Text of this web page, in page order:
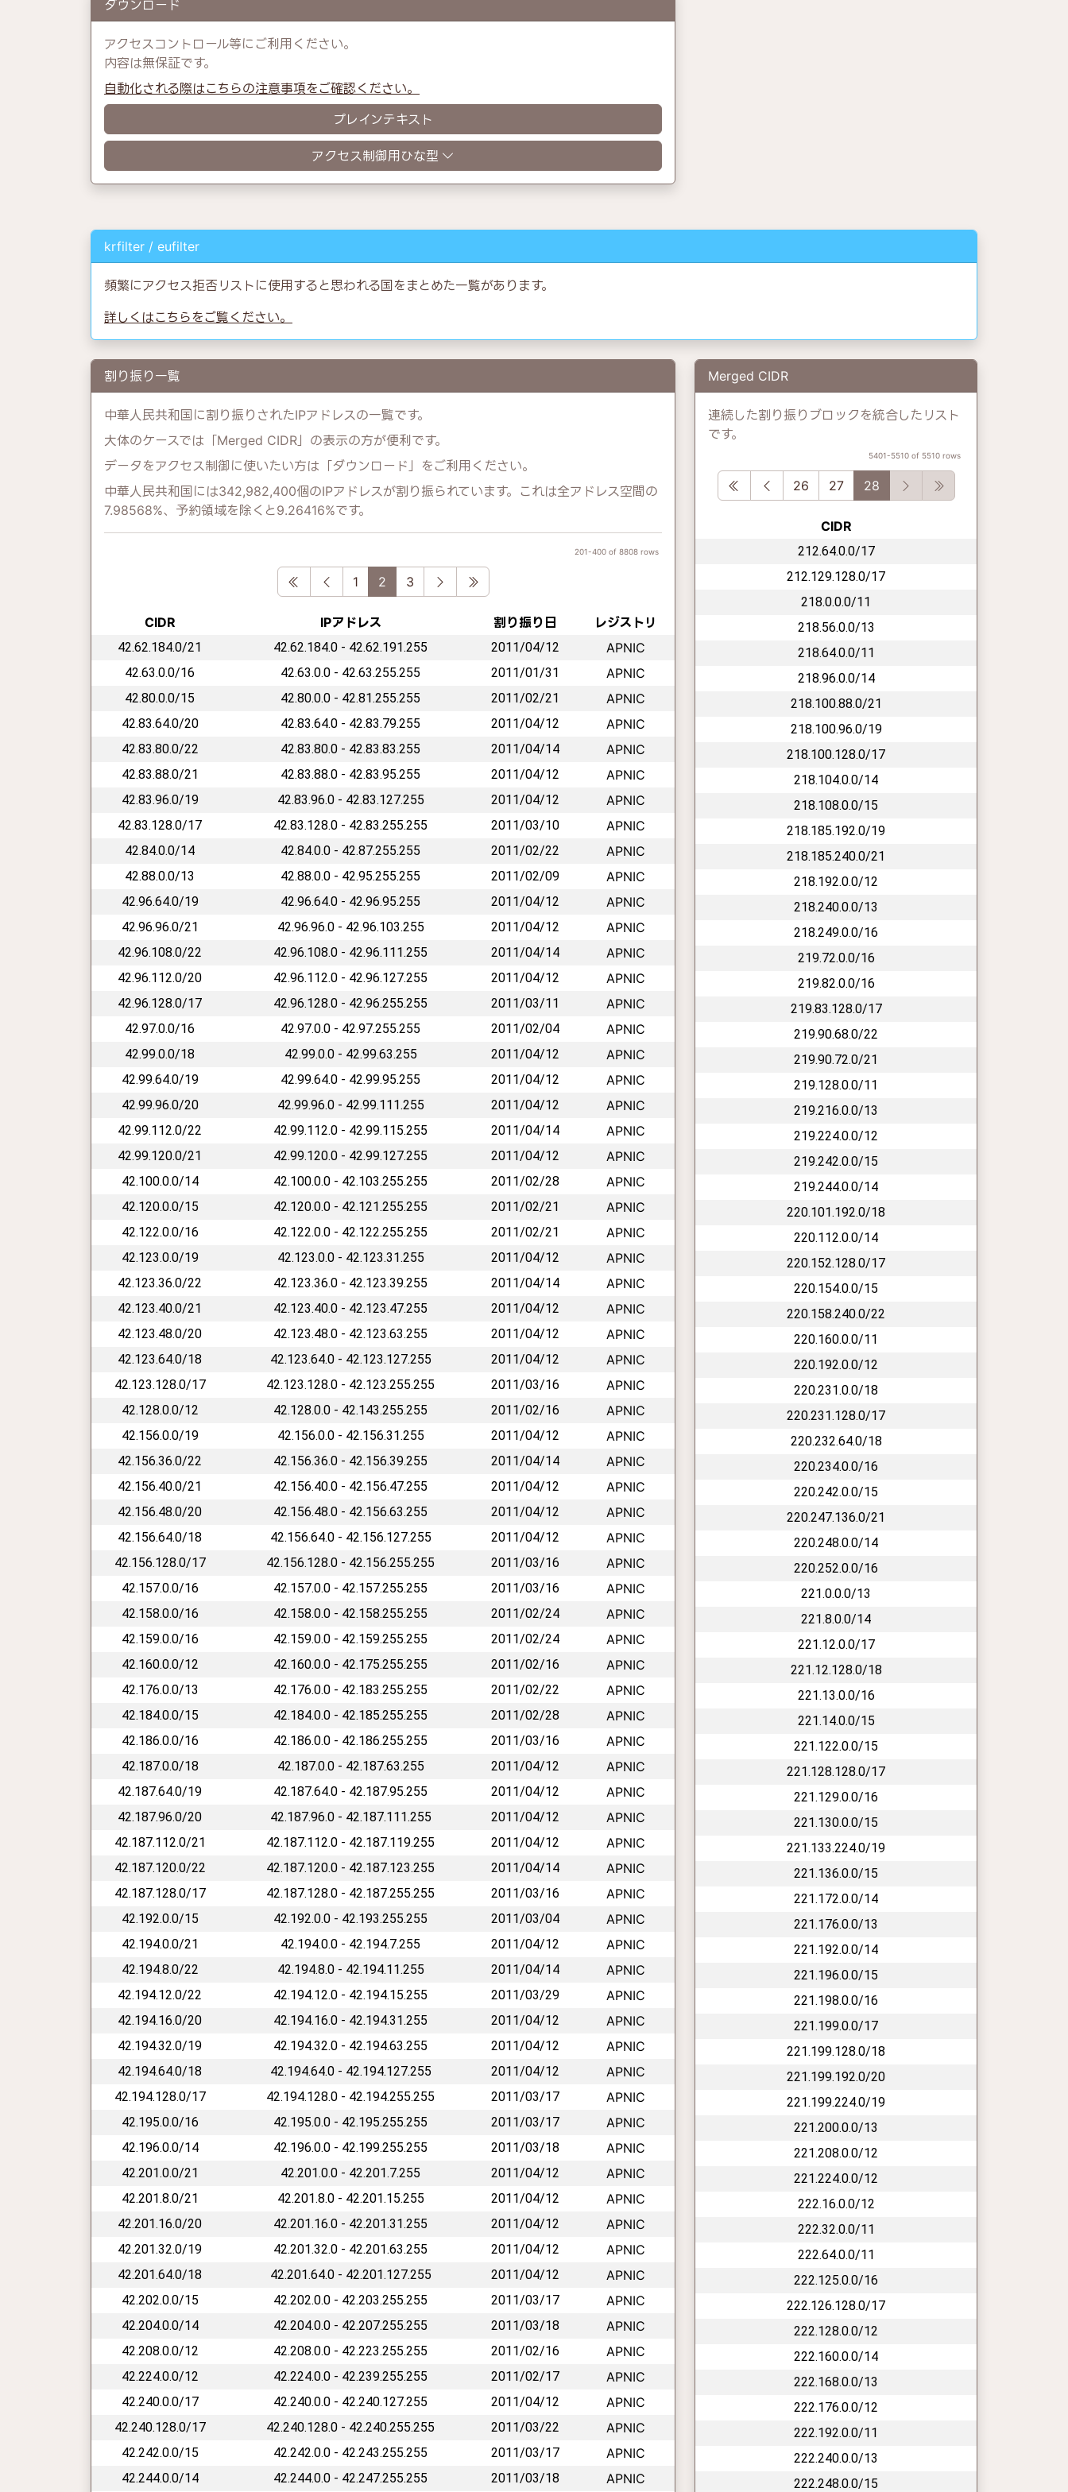
ダウンロード
アクセスコントロール等にご利用ください。
内容は無保証です。
自動化される際はこちらの注意事項をご確認ください。
プレインテキスト
アクセス制御用ひな型
krfilter / eufilter
頻繁にアクセス拒否リストに使用すると思われる国をまとめた一覧があります。
詳しくはこちらをご覧ください。
割り振り一覧
中華人民共和国に割り振りされたIPアドレスの一覧です。
大体のケースでは「Merged CIDR」の表示の方が便利です。
データをアクセス制御に使いたい方は「ダウンロード」をご利用ください。
中華人民共和国には342,982,400個のIPアドレスが割り振られています。これは全アドレス空間の
7.98568%、予約領域を除くと9.26416%です。
201-400 of 8808 rows
First Previous
1 2 3 Next Last
CIDR IPアドレス 割り振り日 レジストリ
42.62.184.0/21 42.62.184.0 - 42.62.191.255 2011/04/12 APNIC
42.63.0.0/16 42.63.0.0 - 42.63.255.255 2011/01/31 APNIC
42.80.0.0/15 42.80.0.0 - 42.81.255.255 2011/02/21 APNIC
42.83.64.0/20 42.83.64.0 - 42.83.79.255 2011/04/12 APNIC
42.83.80.0/22 42.83.80.0 - 42.83.83.255 2011/04/14 APNIC
42.83.88.0/21 42.83.88.0 - 42.83.95.255 2011/04/12 APNIC
42.83.96.0/19 42.83.96.0 - 42.83.127.255 2011/04/12 APNIC
42.83.128.0/17 42.83.128.0 - 42.83.255.255 2011/03/10 APNIC
42.84.0.0/14 42.84.0.0 - 42.87.255.255 2011/02/22 APNIC
42.88.0.0/13 42.88.0.0 - 42.95.255.255 2011/02/09 APNIC
42.96.64.0/19 42.96.64.0 - 42.96.95.255 2011/04/12 APNIC
42.96.96.0/21 42.96.96.0 - 42.96.103.255 2011/04/12 APNIC
42.96.108.0/22 42.96.108.0 - 42.96.111.255 2011/04/14 APNIC
42.96.112.0/20 42.96.112.0 - 42.96.127.255 2011/04/12 APNIC
42.96.128.0/17 42.96.128.0 - 42.96.255.255 2011/03/11 APNIC
42.97.0.0/16 42.97.0.0 - 42.97.255.255 2011/02/04 APNIC
42.99.0.0/18 42.99.0.0 - 42.99.63.255 2011/04/12 APNIC
42.99.64.0/19 42.99.64.0 - 42.99.95.255 2011/04/12 APNIC
42.99.96.0/20 42.99.96.0 - 42.99.111.255 2011/04/12 APNIC
42.99.112.0/22 42.99.112.0 - 42.99.115.255 2011/04/14 APNIC
42.99.120.0/21 42.99.120.0 - 42.99.127.255 2011/04/12 APNIC
42.100.0.0/14 42.100.0.0 - 42.103.255.255 2011/02/28 APNIC
42.120.0.0/15 42.120.0.0 - 42.121.255.255 2011/02/21 APNIC
42.122.0.0/16 42.122.0.0 - 42.122.255.255 2011/02/21 APNIC
42.123.0.0/19 42.123.0.0 - 42.123.31.255 2011/04/12 APNIC
42.123.36.0/22 42.123.36.0 - 42.123.39.255 2011/04/14 APNIC
42.123.40.0/21 42.123.40.0 - 42.123.47.255 2011/04/12 APNIC
42.123.48.0/20 42.123.48.0 - 42.123.63.255 2011/04/12 APNIC
42.123.64.0/18 42.123.64.0 - 42.123.127.255 2011/04/12 APNIC
42.123.128.0/17 42.123.128.0 - 42.123.255.255 2011/03/16 APNIC
42.128.0.0/12 42.128.0.0 - 42.143.255.255 2011/02/16 APNIC
42.156.0.0/19 42.156.0.0 - 42.156.31.255 2011/04/12 APNIC
42.156.36.0/22 42.156.36.0 - 42.156.39.255 2011/04/14 APNIC
42.156.40.0/21 42.156.40.0 - 42.156.47.255 2011/04/12 APNIC
42.156.48.0/20 42.156.48.0 - 42.156.63.255 2011/04/12 APNIC
42.156.64.0/18 42.156.64.0 - 42.156.127.255 2011/04/12 APNIC
42.156.128.0/17 42.156.128.0 - 42.156.255.255 2011/03/16 APNIC
42.157.0.0/16 42.157.0.0 - 42.157.255.255 2011/03/16 APNIC
42.158.0.0/16 42.158.0.0 - 42.158.255.255 2011/02/24 APNIC
42.159.0.0/16 42.159.0.0 - 42.159.255.255 2011/02/24 APNIC
42.160.0.0/12 42.160.0.0 - 42.175.255.255 2011/02/16 APNIC
42.176.0.0/13 42.176.0.0 - 42.183.255.255 2011/02/22 APNIC
42.184.0.0/15 42.184.0.0 - 42.185.255.255 2011/02/28 APNIC
42.186.0.0/16 42.186.0.0 - 42.186.255.255 2011/03/16 APNIC
42.187.0.0/18 42.187.0.0 - 42.187.63.255 2011/04/12 APNIC
42.187.64.0/19 42.187.64.0 - 42.187.95.255 2011/04/12 APNIC
42.187.96.0/20 42.187.96.0 - 42.187.111.255 2011/04/12 APNIC
42.187.112.0/21 42.187.112.0 - 42.187.119.255 2011/04/12 APNIC
42.187.120.0/22 42.187.120.0 - 42.187.123.255 2011/04/14 APNIC
42.187.128.0/17 42.187.128.0 - 42.187.255.255 2011/03/16 APNIC
42.192.0.0/15 42.192.0.0 - 42.193.255.255 2011/03/04 APNIC
42.194.0.0/21 42.194.0.0 - 42.194.7.255 2011/04/12 APNIC
42.194.8.0/22 42.194.8.0 - 42.194.11.255 2011/04/14 APNIC
42.194.12.0/22 42.194.12.0 - 42.194.15.255 2011/03/29 APNIC
42.194.16.0/20 42.194.16.0 - 42.194.31.255 2011/04/12 APNIC
42.194.32.0/19 42.194.32.0 - 42.194.63.255 2011/04/12 APNIC
42.194.64.0/18 42.194.64.0 - 42.194.127.255 2011/04/12 APNIC
42.194.128.0/17 42.194.128.0 - 42.194.255.255 2011/03/17 APNIC
42.195.0.0/16 42.195.0.0 - 42.195.255.255 2011/03/17 APNIC
42.196.0.0/14 42.196.0.0 - 42.199.255.255 2011/03/18 APNIC
42.201.0.0/21 42.201.0.0 - 42.201.7.255 2011/04/12 APNIC
42.201.8.0/21 42.201.8.0 - 42.201.15.255 2011/04/12 APNIC
42.201.16.0/20 42.201.16.0 - 42.201.31.255 2011/04/12 APNIC
42.201.32.0/19 42.201.32.0 - 42.201.63.255 2011/04/12 APNIC
42.201.64.0/18 42.201.64.0 - 42.201.127.255 2011/04/12 APNIC
42.202.0.0/15 42.202.0.0 - 42.203.255.255 2011/03/17 APNIC
42.204.0.0/14 42.204.0.0 - 42.207.255.255 2011/03/18 APNIC
42.208.0.0/12 42.208.0.0 - 42.223.255.255 2011/02/16 APNIC
42.224.0.0/12 42.224.0.0 - 42.239.255.255 2011/02/17 APNIC
42.240.0.0/17 42.240.0.0 - 42.240.127.255 2011/04/12 APNIC
42.240.128.0/17 42.240.128.0 - 42.240.255.255 2011/03/22 APNIC
42.242.0.0/15 42.242.0.0 - 42.243.255.255 2011/03/17 APNIC
42.244.0.0/14 42.244.0.0 - 42.247.255.255 2011/03/18 APNIC
Merged CIDR
連続した割り振りブロックを統合したリスト
です。
5401-5510 of 5510 rows
First Previous
26 27 28 Next Last
CIDR
212.64.0.0/17
212.129.128.0/17
218.0.0.0/11
218.56.0.0/13
218.64.0.0/11
218.96.0.0/14
218.100.88.0/21
218.100.96.0/19
218.100.128.0/17
218.104.0.0/14
218.108.0.0/15
218.185.192.0/19
218.185.240.0/21
218.192.0.0/12
218.240.0.0/13
218.249.0.0/16
219.72.0.0/16
219.82.0.0/16
219.83.128.0/17
219.90.68.0/22
219.90.72.0/21
219.128.0.0/11
219.216.0.0/13
219.224.0.0/12
219.242.0.0/15
219.244.0.0/14
220.101.192.0/18
220.112.0.0/14
220.152.128.0/17
220.154.0.0/15
220.158.240.0/22
220.160.0.0/11
220.192.0.0/12
220.231.0.0/18
220.231.128.0/17
220.232.64.0/18
220.234.0.0/16
220.242.0.0/15
220.247.136.0/21
220.248.0.0/14
220.252.0.0/16
221.0.0.0/13
221.8.0.0/14
221.12.0.0/17
221.12.128.0/18
221.13.0.0/16
221.14.0.0/15
221.122.0.0/15
221.128.128.0/17
221.129.0.0/16
221.130.0.0/15
221.133.224.0/19
221.136.0.0/15
221.172.0.0/14
221.176.0.0/13
221.192.0.0/14
221.196.0.0/15
221.198.0.0/16
221.199.0.0/17
221.199.128.0/18
221.199.192.0/20
221.199.224.0/19
221.200.0.0/13
221.208.0.0/12
221.224.0.0/12
222.16.0.0/12
222.32.0.0/11
222.64.0.0/11
222.125.0.0/16
222.126.128.0/17
222.128.0.0/12
222.160.0.0/14
222.168.0.0/13
222.176.0.0/12
222.192.0.0/11
222.240.0.0/13
222.248.0.0/15